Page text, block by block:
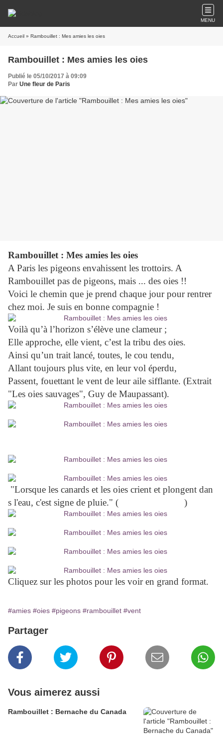
MENU
Accueil » Rambouillet : Mes amies les oies
Rambouillet : Mes amies les oies
Publié le 05/10/2017 à 09:09
Par Une fleur de Paris
Rambouillet : Mes amies les oies
A Paris les pigeons envahissent les trottoirs. A
Rambouillet pas de pigeons, mais ... des oies !!
Voici le chemin que je prend chaque jour pour rentrer
chez moi. Je suis en bonne compagnie !
Voilà qu’à l’horizon s’élève une clameur ;
Elle approche, elle vient, c’est la tribu des oies.
Ainsi qu’un trait lancé, toutes, le cou tendu,
Allant toujours plus vite, en leur vol éperdu,
Passent, fouettant le vent de leur aile sifflante. (Extrait
"Les oies sauvages", Guy de Maupassant).
"Lorsque les canards et les oies crient et plongent dan
s l'eau, c'est signe de pluie." (
)
Cliquez sur les photos pour les voir en grand format.
#amies #oies #pigeons #rambouillet #vent
Partager
Vous aimerez aussi
Rambouillet : Bernache du Canada